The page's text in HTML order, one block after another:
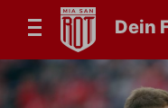
Dein